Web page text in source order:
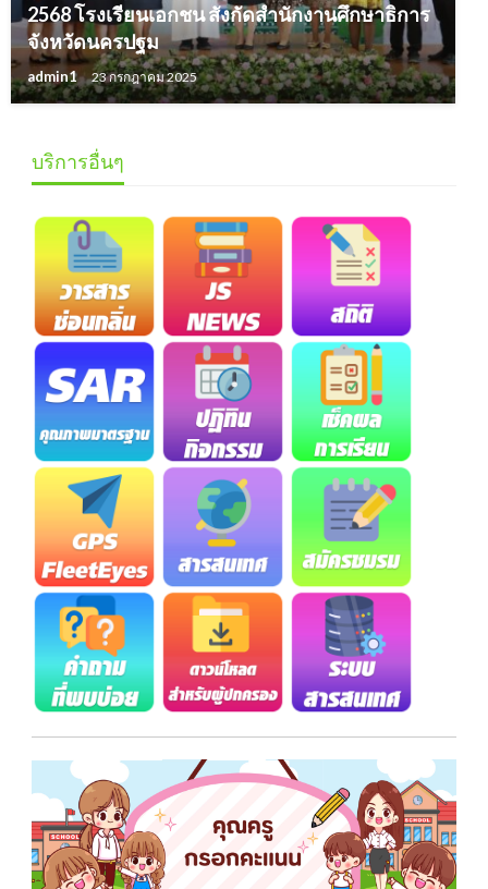
2568 โรงเรียนเอกชน สังกัดสำนักงานศึกษาธิการ
จังหวัดนครปฐม
admin1 23 กรกฎาคม 2025
บริการอื่นๆ